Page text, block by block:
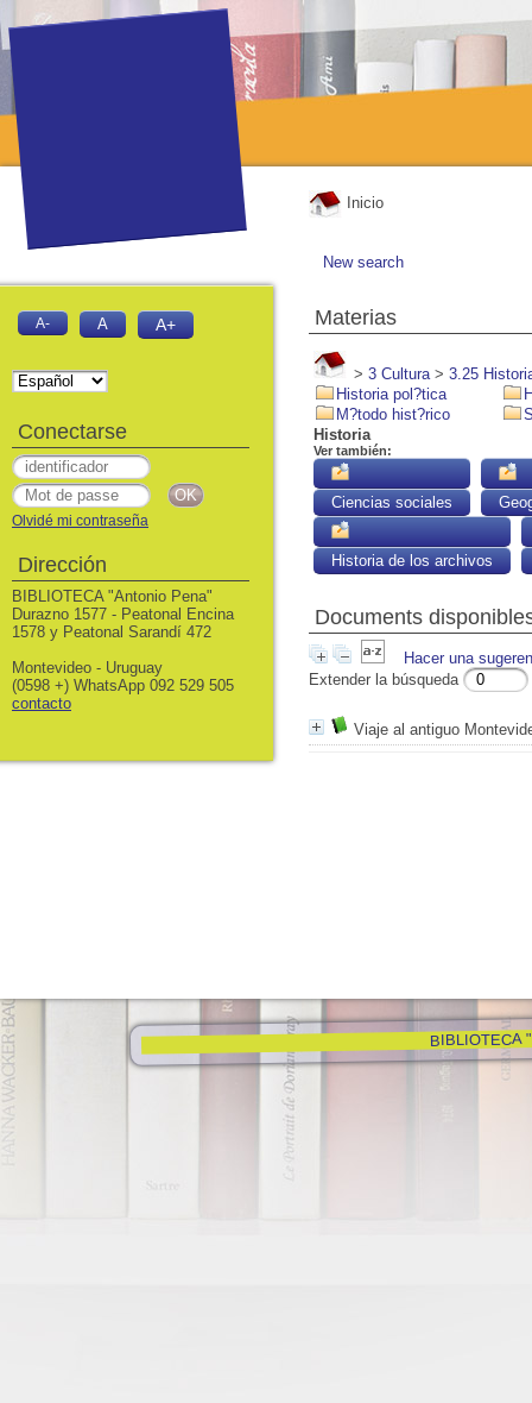
Inicio
New search
Materias
> 3 Cultura> 3.25
Historia pol?tica
M?todo hist?rico
Historia
Ver también:
Ciencias sociales
Historia de los archivos
Documents
Hacer una
Extender la búsqueda
Viaje al antiguo
BIBLIOTECA
A- A A+
Conectarse
Olvidé mi contraseña
Dirección
BIBLIOTECA "Antonio Pena"
Durazno 1577 - Peatonal Encina
1578 y Peatonal Sarandí 472
Montevideo - Uruguay
(0598 +) WhatsApp 092 529 505
contacto